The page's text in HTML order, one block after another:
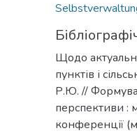
Щодо
пунктів і
Р.Ю. //
перспективи :
конференції